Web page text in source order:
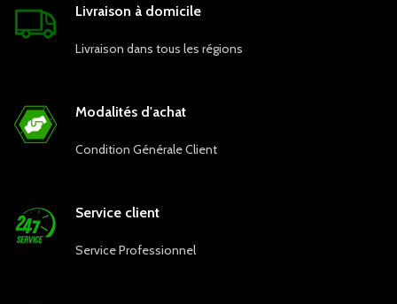
Livraison à domicile
Livraison dans tous les régions
Modalités d'achat
Condition Générale Client
Service client
Service Professionnel